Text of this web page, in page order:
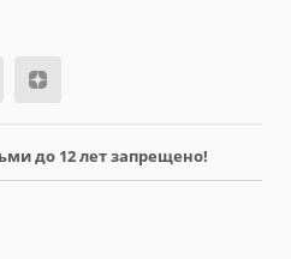
до 12 лет запрещено!